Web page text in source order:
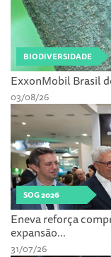
BIODIVERSIDADE
ExxonMobil Brasil
03/08/26
SOG 2026
Eneva reforça
expansão...
31/07/26